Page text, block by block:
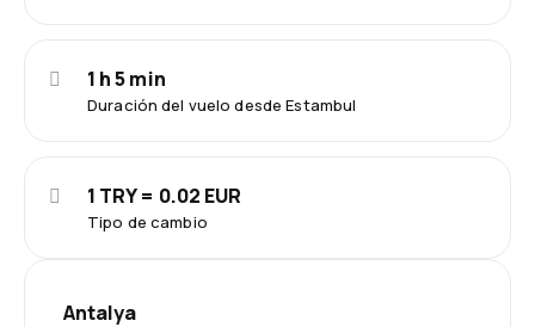
Duración del vuelo desde Estambul
1 h 5 min
Tipo de cambio
1 TRY = 0.02 EUR
Antalya